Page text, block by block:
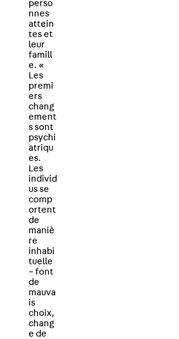
perso
nnes
attein
tes et
leur
famill
e. «
Les
premi
ers
chang
ement
s sont
psychi
atriqu
es.
Les
individ
us se
comp
ortent
de
maniè
re
inhabi
tuelle
– font
de
mauva
is
choix,
chang
e de